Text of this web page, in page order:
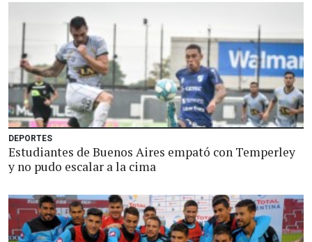
DEPORTES
Estudiantes de Buenos Aires empató con Temperley
y no pudo escalar a la cima